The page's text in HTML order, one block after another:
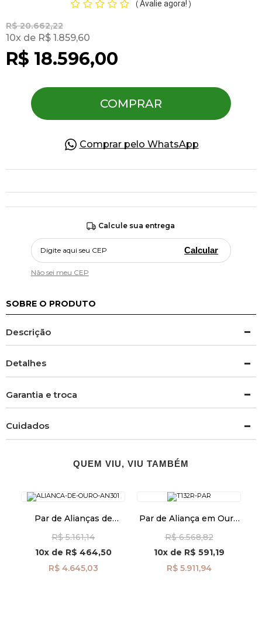
( Avalie agora! )
R$ 20.662,22
R$ 18.596,00
10 R$ 1.859,60
COMPRAR
Comprar pelo WhatsApp
Calcule sua entrega
Calcular
Não sei meu CEP
SOBRE O PRODUTO
Descrição
Detalhes
Garantia e troca
Cuidados
QUEM VIU, VIU TAMBÉM
Par de Alianças de
Anatômica 3,0mm
al40024
R$ 5.161,14
10xde R$ 464,50
R$ 4.645,03
Par de Aliança em Ouro
Frisos 3,0mm al3380
R$ 6.568,82
10xde R$ 591,19
R$ 5.911,94
OFERTAS